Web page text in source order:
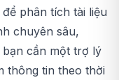
phân tích tài liệu
chuyên sâu,
cần một trợ lý
thông tin theo thời